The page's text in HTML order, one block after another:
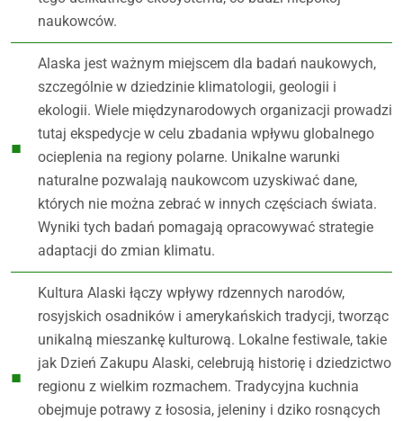
naukowców.
Alaska jest ważnym miejscem dla badań naukowych,
szczególnie w dziedzinie klimatologii, geologii i
ekologii. Wiele międzynarodowych organizacji prowadzi
tutaj ekspedycje w celu zbadania wpływu globalnego
ocieplenia na regiony polarne. Unikalne warunki
naturalne pozwalają naukowcom uzyskiwać dane,
których nie można zebrać w innych częściach świata.
Wyniki tych badań pomagają opracowywać strategie
adaptacji do zmian klimatu.
Kultura Alaski łączy wpływy rdzennych narodów,
rosyjskich osadników i amerykańskich tradycji, tworząc
unikalną mieszankę kulturową. Lokalne festiwale, takie
jak Dzień Zakupu Alaski, celebrują historię i dziedzictwo
regionu z wielkim rozmachem. Tradycyjna kuchnia
obejmuje potrawy z łososia, jeleniny i dziko rosnących